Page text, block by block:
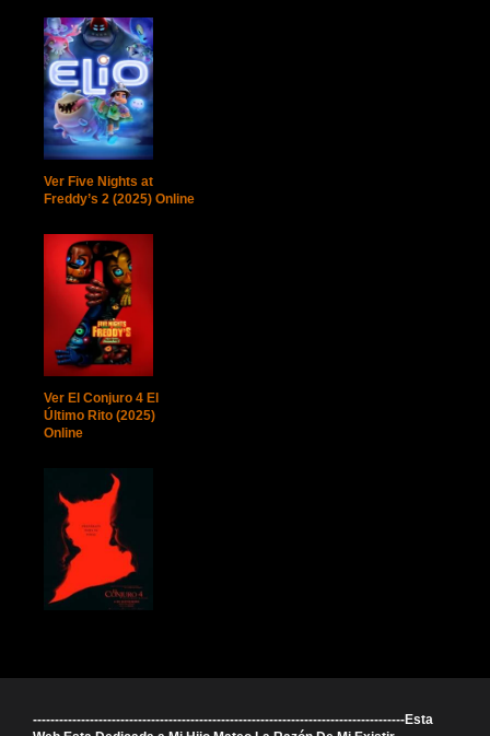
Ver Five Nights at
Freddy’s 2 (2025) Online
Ver El Conjuro 4 El
Último Rito (2025)
Online
-------------------------------------------------------------------------------------Esta